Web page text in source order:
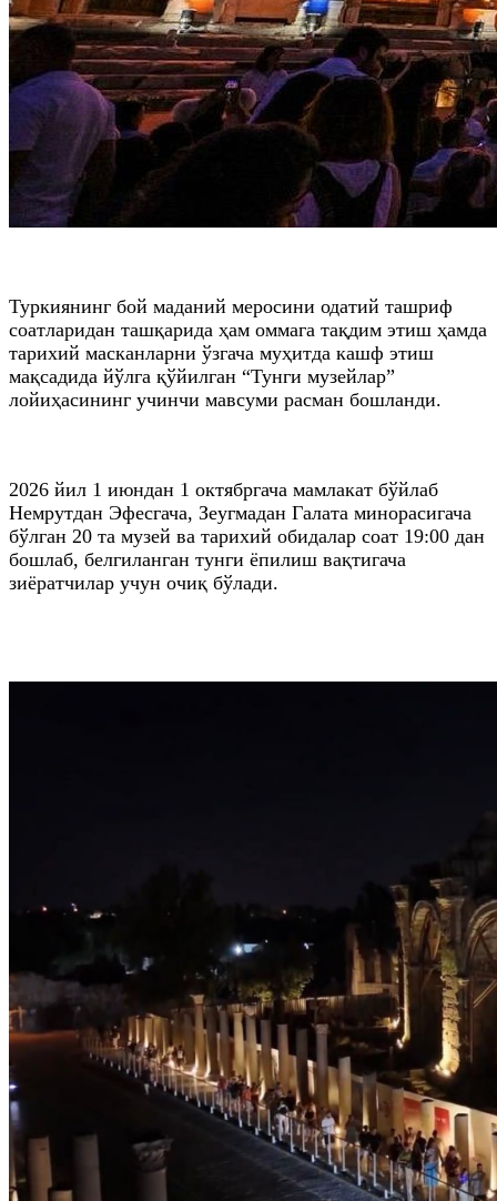
Туркиянинг бой маданий меросини одатий ташриф
соатларидан ташқарида ҳам оммага тақдим этиш ҳамда
тарихий масканларни ўзгача муҳитда кашф этиш
мақсадида йўлга қўйилган “Тунги музейлар”
лойиҳасининг учинчи мавсуми расман бошланди.
2026 йил 1 июндан 1 октябргача мамлакат бўйлаб
Немрутдан Эфесгача, Зеугмадан Галата минорасигача
бўлган 20 та музей ва тарихий обидалар соат 19:00 дан
бошлаб, белгиланган тунги ёпилиш вақтигача
зиёратчилар учун очиқ бўлади.